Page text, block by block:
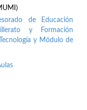
de Educación
y Formación
y Módulo de